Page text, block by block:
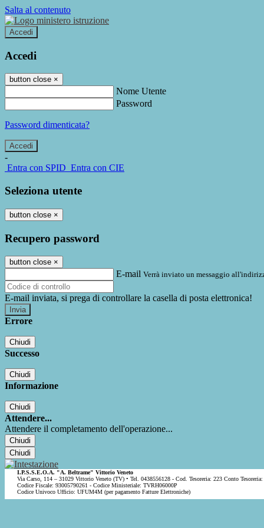
Salta al contenuto
Accedi
Accedi
button close ×
Nome Utente
Password
Password dimenticata?
-
Entra con SPID Entra con CIE
Seleziona utente
button close ×
Recupero password
button close ×
E-mail Verrà inviato un messaggio
E-mail inviata, si prega di controllare la casella di posta elettronica!
Errore
Chiudi
Successo
Chiudi
Informazione
Chiudi
Attendere...
Attendere il completamento dell'operazione...
Chiudi
Chiudi
I.P.S.S.E.O.A. "A. Beltrame" Vittorio Veneto
Via Carso, 114 – 31029 Vittorio Veneto (TV) • Tel. 0438556128 - Cod. Tesoreria: 223 Conto
Codice Fiscale: 93005790261 - Codice Ministeriale: TVRH06000P
Codice Univoco Ufficio: UFUM4M (per pagamento Fatture Elettroniche)